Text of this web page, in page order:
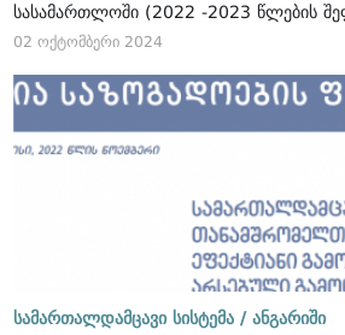
სასამართლოში (2022 -2023 წლების
02 ოქტომბერი 2024
სამართალდამცავი სისტემა / ანგარიში